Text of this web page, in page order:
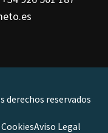
derechos reservados
Aviso Legal